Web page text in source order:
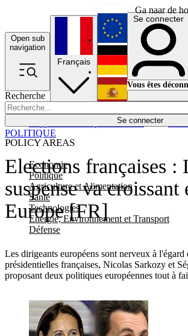
Ga naar de
Open sub
navigation
Recherche
Se connecter
POLICY AREAS
Economie
Politique
Agriculture et Alimentation
Santé
Technologies
Energie, Environnement et Transport
Défense
Économie
Français
English
Deutsch
Español
Se connecter
Vous êtes
Elections françaises :
suspense va croissant
Europe [FR]
Les dirigeants européens sont nerveux à l'égard
présidentielles françaises, Nicolas Sarkozy et
proposant deux politiques européennes tout à
POLITIQUE